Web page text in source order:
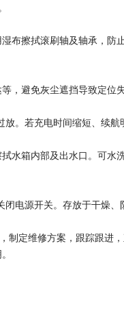
布擦拭滚刷轴及轴承，防
，避免灰尘遮挡导致定位失
。若充电时间缩短、续航
水箱内部及出水口。可
电源开关。存放于干燥
制定维修方案，跟踪跟进